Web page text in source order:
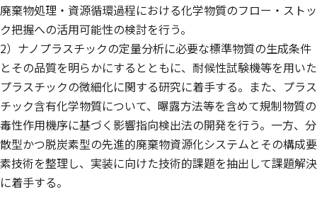
廃棄物処理・資源循環過程における化学物質のフロー・ストッ
ク把握への活用可能性の検討を行う。
2）ナノプラスチックの定量分析に必要な標準物質の生成条件
とその品質を明らかにするとともに、耐候性試験機等を用いた
プラスチックの微細化に関する研究に着手する。また、プラス
チック含有化学物質について、曝露方法等を含めて規制物質の
毒性作用機序に基づく影響指向検出法の開発を行う。一方、分
散型かつ脱炭素型の先進的廃棄物資源化システムとその構成要
素技術を整理し、実装に向けた技術的課題を抽出して課題解決
に着手する。